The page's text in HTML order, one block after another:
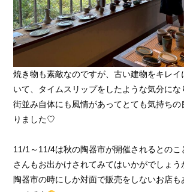
焼き物も素敵なのですが、古い建物をキレイ
いて、タイムスリップをしたような気分にな
街並み自体にも風情があってとても気持ちの
りました♡
11/1～11/4は秋の陶器市が開催されるとのこ
さんもお出かけされてみてはいかがでしょう
陶器市の時にしか対面で販売をしないお店も